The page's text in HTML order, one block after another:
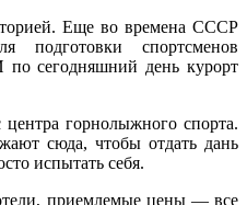
Еще во времена СССР
подготовки спортсменов
по сегодняшний день курорт
центра горнолыжного спорта.
сюда, чтобы отдать дань
испытать себя.
приемлемые цены — все